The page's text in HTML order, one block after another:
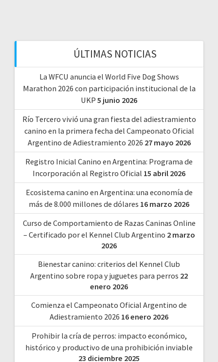
ÚLTIMAS NOTICIAS
La WFCU anuncia el World Five Dog Shows
Marathon 2026 con participación institucional de la
UKP 5 junio 2026
Río Tercero vivió una gran fiesta del adiestramiento
canino en la primera fecha del Campeonato Oficial
Argentino de Adiestramiento 2026 27 mayo 2026
Registro Inicial Canino en Argentina: Programa de
Incorporación al Registro Oficial 15 abril 2026
Ecosistema canino en Argentina: una economía de
más de 8.000 millones de dólares 16 marzo 2026
Curso de Comportamiento de Razas Caninas Online
– Certificado por el Kennel Club Argentino 2 marzo
2026
Bienestar canino: criterios del Kennel Club
Argentino sobre ropa y juguetes para perros 22
enero 2026
Comienza el Campeonato Oficial Argentino de
Adiestramiento 2026 16 enero 2026
Prohibir la cría de perros: impacto económico,
histórico y productivo de una prohibición inviable
23 diciembre 2025